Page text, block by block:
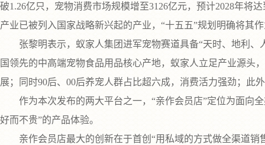
破1.26亿只，宠物消费市场规模增至3126亿元，预计2028年将
产业已被列入国家战略新兴起的产业，“十五五”规划明确将其
张黎明表示，蚁家人集团进军宠物赛道具备“天时、地利、
国领先的中高端宠物食品用品核心产地，蚁家人立足产业源头
展；同时90后、00后养宠人群占比超六成，消费活力强劲；此
作为本次发布的两大平台之一，“亲作会员店”定位为面向全
好而不贵”的产品体验。
亲作会员店最大的创新在于首创“用私域的方式做全渠道销